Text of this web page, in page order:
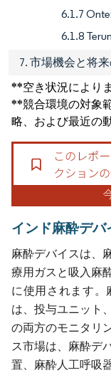
6.1.7
6.1.8
7. 市場機会と将
**空き状況により
**競合環境の対象
略、および最近の
インド麻酔デ
麻酔デバイスは、
療用ガスと吸入麻
に使用されます。
は、投与ユニット
の両方のモニタリ
ス市場は、麻酔デ
置、麻酔人工呼吸